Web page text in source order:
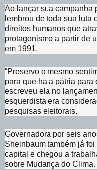
Ao lançar sua campanha
lembrou de toda sua luta
direitos humanos que
protagonismo a partir de
em 1991.
“Preservo o mesmo
para que haja pátria para
escreveu ela no
esquerdista era
pesquisas eleitorais.
Governadora por seis
Sheinbaum também já
capital e chegou a
sobre Mudança do Clima.